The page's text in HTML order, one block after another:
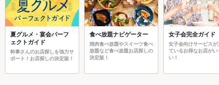
夏グルメ・宴会パーフ
ェクトガイド
幹事さんのお店探しを強力サ
ポート！お店探しの決定版！
食べ放題ナビゲーター
焼肉食べ放題やスイーツ食べ
放題など食べ放題お店探しの
決定版！
女子会完全ガイド
女子会向けサービスが
ているお得なお店がい
い！